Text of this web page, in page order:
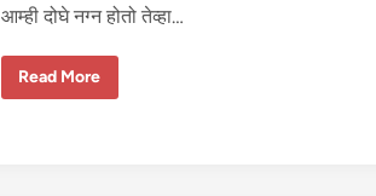
आम्ही दोघे नग्न होतो तेव्हा…
ग
Read More